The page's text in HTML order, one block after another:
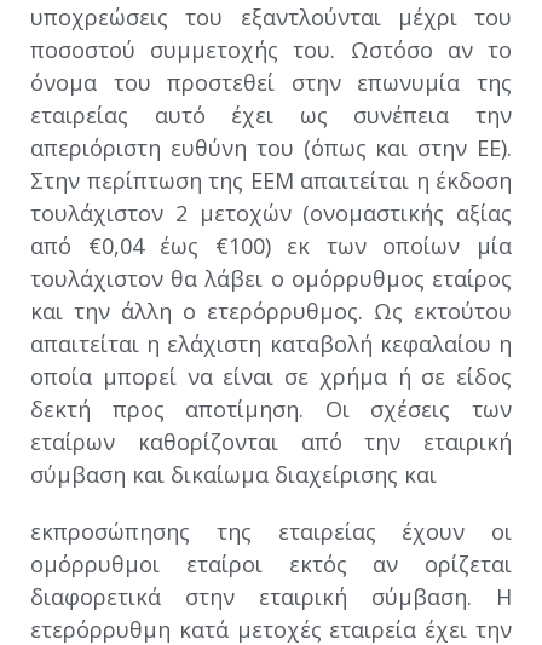
υποχρεώσεις του εξαντλούνται μέχρι του
ποσοστού συμμετοχής του. Ωστόσο αν το
όνομα του προστεθεί στην επωνυμία της
εταιρείας αυτό έχει ως συνέπεια την
απεριόριστη ευθύνη του (όπως και στην ΕΕ).
Στην περίπτωση της ΕΕΜ απαιτείται η έκδοση
τουλάχιστον 2 μετοχών (ονομαστικής αξίας
από €0,04 έως €100) εκ των οποίων μία
τουλάχιστον θα λάβει ο ομόρρυθμος εταίρος
και την άλλη ο ετερόρρυθμος. Ως εκτούτου
απαιτείται η ελάχιστη καταβολή κεφαλαίου η
οποία μπορεί να είναι σε χρήμα ή σε είδος
δεκτή προς αποτίμηση. Οι σχέσεις των
εταίρων καθορίζονται από την εταιρική
σύμβαση και δικαίωμα διαχείρισης και
εκπροσώπησης της εταιρείας έχουν οι
ομόρρυθμοι εταίροι εκτός αν ορίζεται
διαφορετικά στην εταιρική σύμβαση. Η
ετερόρρυθμη κατά μετοχές εταιρεία έχει την